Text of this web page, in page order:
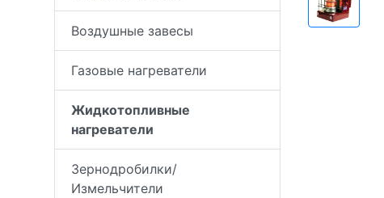
Воздушные завесы
Газовые нагреватели
Жидкотопливные
нагреватели
Зернодробилки/
Измельчители